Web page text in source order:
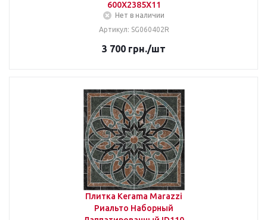
600Х2385Х11
Нет в наличии
Артикул: SG060402R
3 700 грн./шт
Плитка Kerama Marazzi
Риальто Наборный